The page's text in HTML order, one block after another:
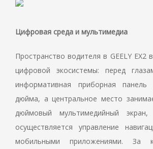
Цифровая среда и мультимедиа
Пространство водителя в GEELY EX2
цифровой экосистемы: перед
информативная приборная панель
дюйма, а центральное место
дюймовый мультимедийный
осуществляется управление
мобильными приложениями. За